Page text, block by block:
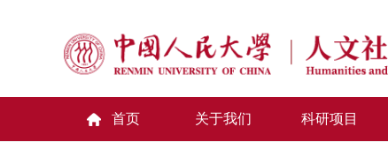
首页 关于我们 科研项目